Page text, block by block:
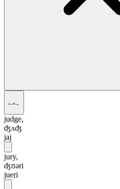
ہجے
judge,
ʤʌʤ
jaj
jury,
ʤʊəri
jueri